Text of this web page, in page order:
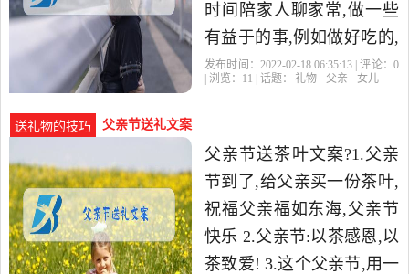
时间陪家人聊家常,做一些
有益于的事,例如做好吃的,
一起喝茶聊天,挑选父亲喜
发布时间：2022-02-18 06:35:13 | 评论： 0
| 浏览： 11 | 话题： 礼物 父亲 女儿
送礼物的技巧 父亲节送礼文案
父亲节送茶叶文案?1.父亲
节到了,给父亲买一份茶叶,
祝福父亲福如东海,父亲节
快乐 2.父亲节:以茶感恩,以
茶致爱! 3.这个父亲节,用一